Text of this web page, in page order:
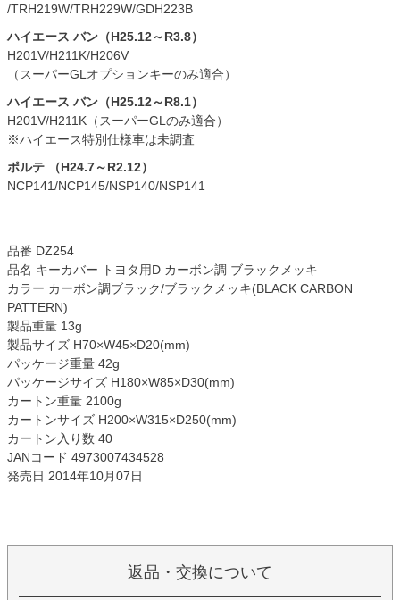
/TRH219W/TRH229W/GDH223B
ハイエース バン（H25.12～R3.8）
H201V/H211K/H206V
（スーパーGLオプションキーのみ適合）
ハイエース バン（H25.12～R8.1）
H201V/H211K（スーパーGLのみ適合）
※ハイエース特別仕様車は未調査
ポルテ （H24.7～R2.12）
NCP141/NCP145/NSP140/NSP141
品番 DZ254
品名 キーカバー トヨタ用D カーボン調 ブラックメッキ
カラー カーボン調ブラック/ブラックメッキ(BLACK CARBON
PATTERN)
製品重量 13g
製品サイズ H70×W45×D20(mm)
パッケージ重量 42g
パッケージサイズ H180×W85×D30(mm)
カートン重量 2100g
カートンサイズ H200×W315×D250(mm)
カートン入り数 40
JANコード 4973007434528
発売日 2014年10月07日
返品・交換について